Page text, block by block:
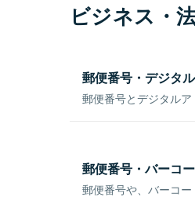
ビジネス・
郵便番号・デジタ
郵便番号とデジタルア
郵便番号・バーコ
郵便番号や、バーコー